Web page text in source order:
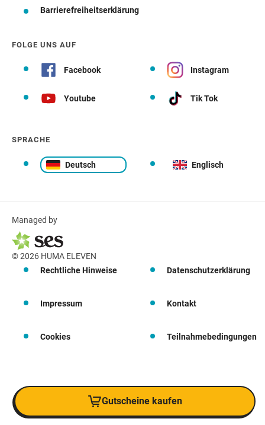
Barrierefreiheitserklärung
FOLGE UNS AUF
Facebook Instagram
Youtube Tik Tok
SPRACHE
Deutsch Englisch
Managed by
© 2026 HUMA ELEVEN
Rechtliche Hinweise
Datenschutzerklärung
Impressum Kontakt
Cookies Teilnahmebedingungen
Gutscheine kaufen